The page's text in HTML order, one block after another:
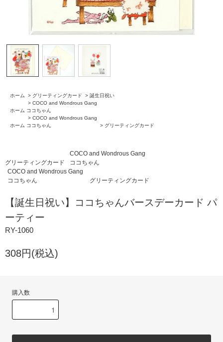
ホーム > グリーティングカード > 誕生日祝い
ホーム
> COCO and Wondrous Gang
ココちゃん
ホーム
> COCO and Wondrous Gang
ココちゃん
> グリーティングカード
グリーティングカード
COCO and Wondrous Gang
ココちゃん
COCO and Wondrous Gang
ココちゃん
グリーティングカード
【誕生日祝い】ココちゃんバースデーカード パ
ーティー
RY-1060
308円(税込)
購入数